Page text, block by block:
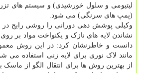
لیتیومی و سلول خورشیدی) و سیستم های
(پمپ های سرنگی) می شود.
وکیلی پوشش دهی دورانی را روشی رایج در
نشاندن لایه های نازک و یکنواخت مواد بر
دانست و خاطرنشان کرد: در این روش
مانند لاک نوری برای لایه زنی استفاده می
از بهترین روش ها برای انتقال الگو از